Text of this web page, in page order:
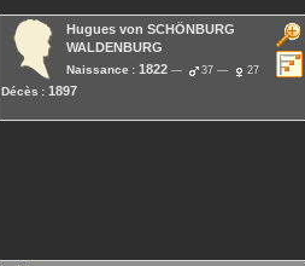
Hugues von SCHÖNBURG
WALDENBURG
Naissance : 1822 37 27
Décès : 1897